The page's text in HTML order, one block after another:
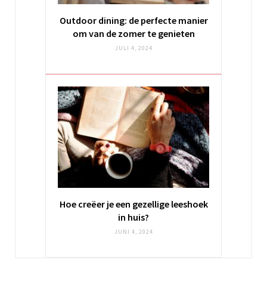
Outdoor dining: de perfecte manier
om van de zomer te genieten
JULI 4, 2024
Hoe creëer je een gezellige leeshoek
in huis?
JUNI 4, 2024